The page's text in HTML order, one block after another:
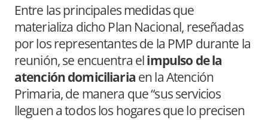
Entre las principales medidas que
materializa dicho Plan Nacional, reseñadas
por los representantes de la PMP durante la
reunión, se encuentra elimpulso de la
atención domiciliaria en la Atención
Primaria, de manera que “sus servicios
lleguen a todos los hogares que lo precisen